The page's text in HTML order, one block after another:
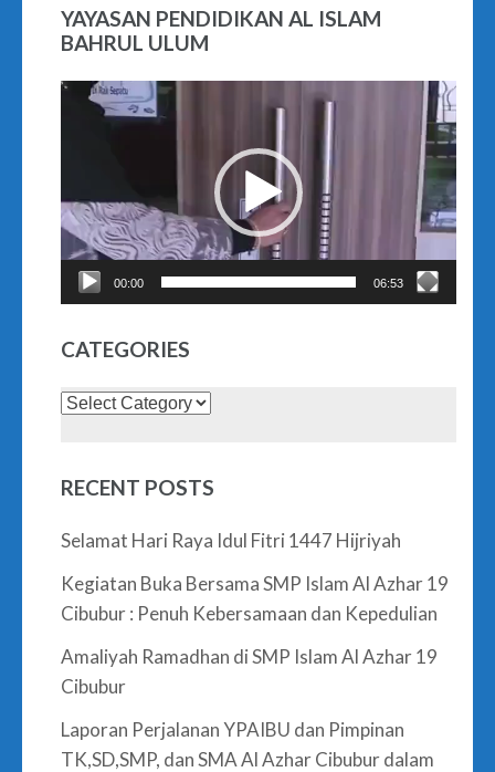
YAYASAN PENDIDIKAN AL ISLAM
BAHRUL ULUM
Video
Player
00:00 06:53
CATEGORIES
Categories
RECENT POSTS
Selamat Hari Raya Idul Fitri 1447 Hijriyah
Kegiatan Buka Bersama SMP Islam Al Azhar 19
Cibubur : Penuh Kebersamaan dan Kepedulian
Amaliyah Ramadhan di SMP Islam Al Azhar 19
Cibubur
Laporan Perjalanan YPAIBU dan Pimpinan
TK,SD,SMP, dan SMA Al Azhar Cibubur dalam